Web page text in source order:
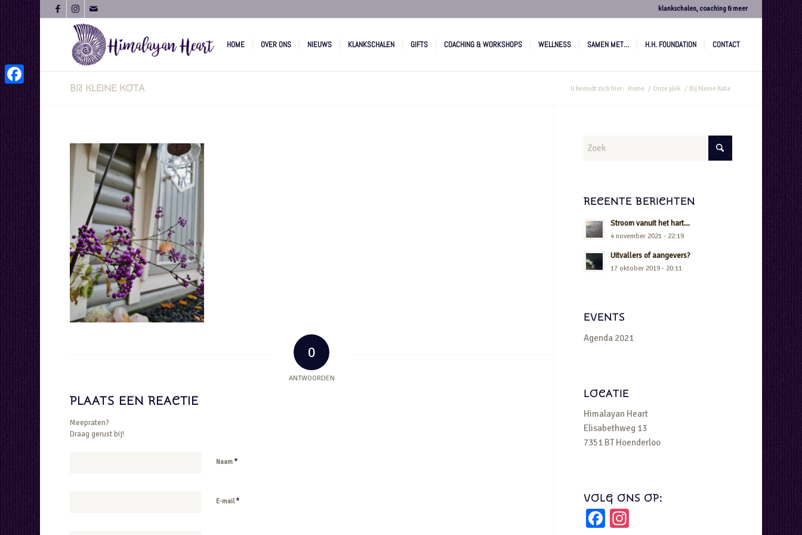
klankschalen, coaching & meer
HOME OVER ONS NIEUWS KLANKSCHALEN GIFTS COACHING & WORKSHOPS WELLNESS SAMEN MET… H.H. FOUNDATION CONTACT
BIJ KLEINE KOTA U bevindt zich hier: Home / Onze plek / Bij Kleine Kota
0
ANTWOORDEN
PLAATS EEN REACTIE
Meepraten?
Draag gerust bij!
Naam*
E-mail*
RECENTE BERICHTEN
Stroom vanuit het hart…
4 november 2021 - 22:19
Uitvallers of aangevers?
17 oktober 2019 - 20:11
EVENTS
Agenda 2021
LOCATIE
Himalayan Heart
Elisabethweg 13
7351 BT Hoenderloo
VOLG ONS OP:
Facebook